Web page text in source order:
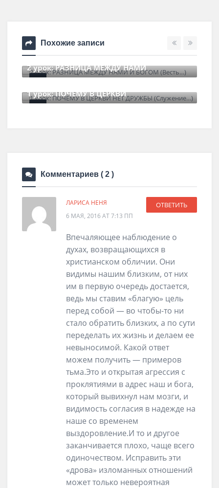
Похожие записи
2 урок: РАЗНИЦА МЕЖДУ НАМИ
1 урок: ПОЧЕМУ В ЦЕРКВИ
Комментариев ( 2 )
ЛАРИСА НЕНЯ
6 МАЯ, 2016 AT 7:13 ПП
ОТВЕТИТЬ
Впечаляющее наблюдение о
духах, возвращающихся в
христианском обличии. Они
видимы нашим близким, от них
им в первую очередь достается,
ведь мы ставим «благую» цель
перед собой — во чтобы-то ни
стало обратить близких, а по сути
переделать их жизнь и делаем ее
невыносимой. Какой ответ
можем получить — примеров
тьма.Это и открытая агрессия с
проклятиями в адрес наш и бога,
который вывихнул нам мозги, и
видимость согласия в надежде на
наше со временем
выздоровление.И то и другое
заканчивается плохо, чаще всего
одиночеством. Исправить эти
«дрова» изломанных отношений
может только невероятная